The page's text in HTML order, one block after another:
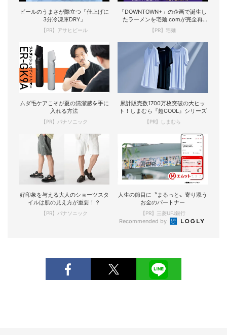
ビールのうまさが際立つ「仕上げに
3分冷凍庫DRY」
【PR】アサヒビール
「DOWNTOWN+」の企画で誕生し
たラーメンを宅麺.comが完全再
現！
【PR】宅麺
ムダ毛ケアこそが夏の清潔感を手に
入れる方法
【PR】パナソニック
累計販売数1700万枚突破の大ヒッ
ト！しまむら『超COOL』シリーズ
【PR】しまむら
好印象を与える大人のショーツスタ
イルは肌の見え方が重要！？
【PR】パナソニック
人生の節目に〝まるっと〟寄り添う
お金のパートナー
【PR】三菱UFJ銀行
Recommended by